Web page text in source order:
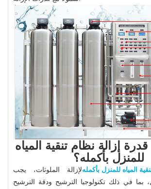
قدرة إزالة نظام تنقية المياه
للمنزل بأكمله؟
المياه للمنزل بأكملهلإزالة الملوثات، يجب
بما في ذلك تكنولوجيا الترشيح ودقة الترشيح